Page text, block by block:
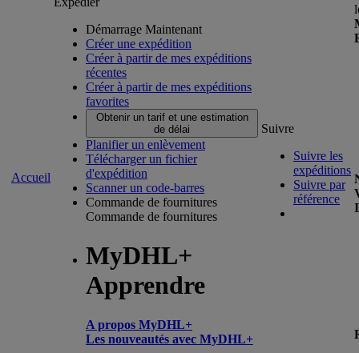
Accueil
Démarrage Maintenant
Créer une expédition
Créer à partir de mes expéditions
récentes
Créer à partir de mes expéditions
favorites
Obtenir un tarif et une estimation
de délai
Planifier un enlèvement
Télécharger un fichier
d'expédition
Scanner un code-barres
Commande de fournitures
Commande de fournitures
MyDHL+
Apprendre
A propos MyDHL+
Les nouveautés avec MyDHL+
Suivre
Suivre les
expéditions
Suivre par
référence